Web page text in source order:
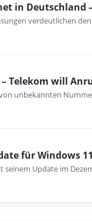
in Deutschland
verdeutlichen
– Telekom will
unbekannten
für Windows
Update im